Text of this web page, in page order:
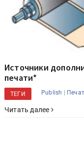
Источники
печати*
ТЕГИ Publish |
Читать далее